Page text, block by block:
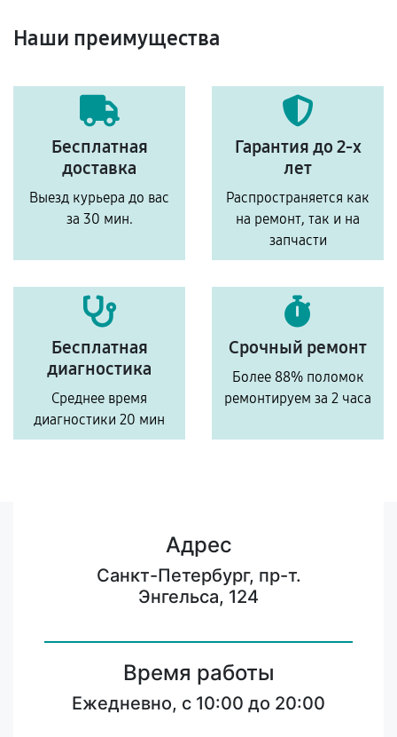
Наши преимущества
Бесплатная
доставка
Выезд курьера до вас
за 30 мин.
Гарантия до 2-х
лет
Распространяется как
на ремонт, так и на
запчасти
Бесплатная
диагностика
Среднее время
диагностики 20 мин
Срочный ремонт
Более 88% поломок
ремонтируем за 2 часа
Адрес
Санкт-Петербург, пр-т.
Энгельса, 124
Время работы
Ежедневно, с 10:00 до 20:00